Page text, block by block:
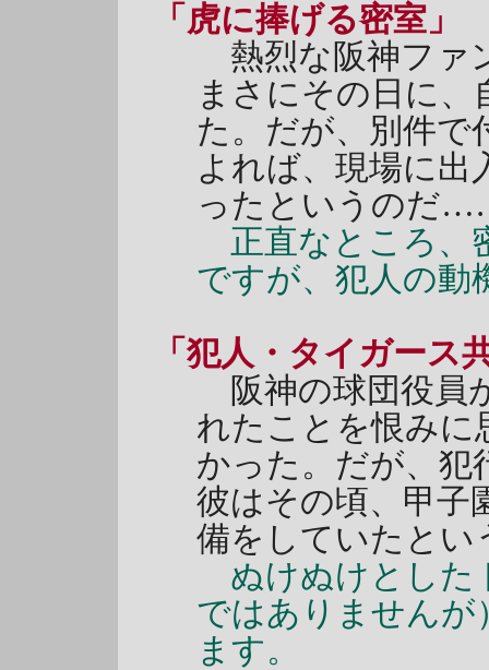
「虎に捧げる密室
熱烈な阪神ファ
まさにその日に
た。だが、別件で
よれば、現場に出
ったというのだ
正直なところ、
ですが、犯人の動
「犯人・タイガー
阪神の球団役員
れたことを恨みに
かった。だが、犯
彼はその頃、甲子
備をしていたと
ぬけぬけとした
ではありませんが
ます。